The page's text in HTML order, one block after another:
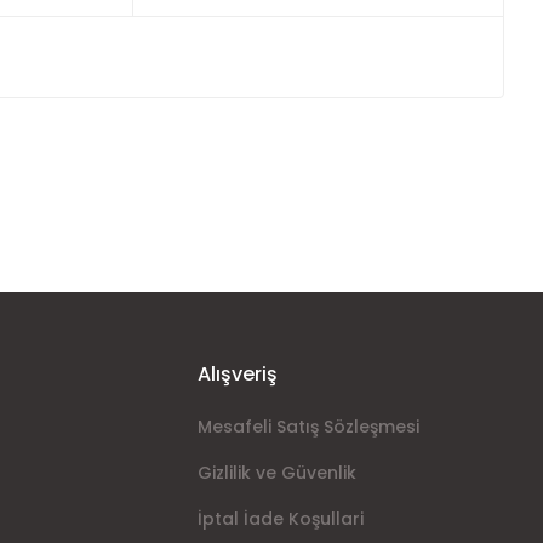
Alışveriş
Mesafeli Satış Sözleşmesi
Gizlilik ve Güvenlik
İptal İade Koşullari